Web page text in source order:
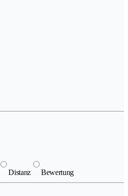
Distanz Bewertung